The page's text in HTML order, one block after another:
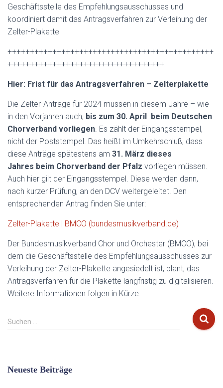
Geschäftsstelle des Empfehlungsausschusses und
koordiniert damit das Antragsverfahren zur Verleihung der
Zelter-Plakette
++++++++++++++++++++++++++++++++++++++++++++++
+++++++++++++++++++++++++++++++++++
Hier: Frist für das Antragsverfahren – Zelterplakette
Die Zelter-Anträge für 2024 müssen in diesem Jahre – wie
in den Vorjahren auch, bis zum 30. April beim Deutschen
Chorverband vorliegen. Es zählt der Eingangsstempel,
nicht der Poststempel. Das heißt im Umkehrschluß, dass
diese Anträge spätestens am 31. März dieses
Jahres beim Chorverband der Pfalz vorliegen müssen.
Auch hier gilt der Eingangsstempel. Diese werden dann,
nach kurzer Prüfung, an den DCV weitergeleitet. Den
entsprechenden Antrag finden Sie unter:
Zelter-Plakette | BMCO (bundesmusikverband.de)
Der Bundesmusikverband Chor und Orchester (BMCO), bei
dem die Geschäftsstelle des Empfehlungsausschusses zur
Verleihung der Zelter-Plakette angesiedelt ist, plant, das
Antragsverfahren für die Plakette langfristig zu digitalisieren.
Weitere Informationen folgen in Kürze.
S
u
n
Suchen …
Neueste Beiträge